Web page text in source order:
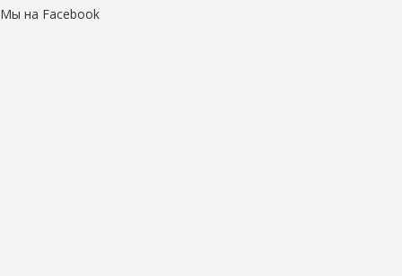
Мы на Facebook